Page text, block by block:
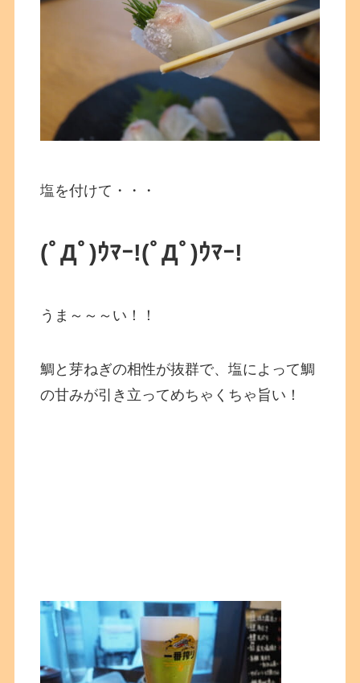
塩を付けて・・・
(ﾟДﾟ)ｳﾏｰ!(ﾟДﾟ)ｳﾏｰ!
うま～～～い！！
鯛と芽ねぎの相性が抜群で、塩によって鯛
の甘みが引き立ってめちゃくちゃ旨い！